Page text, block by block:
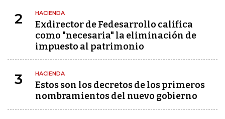
2 HACIENDA
Exdirector de Fedesarrollo califica
como "necesaria" la eliminación de
impuesto al patrimonio
3 HACIENDA
Estos son los decretos de los primeros
nombramientos del nuevo gobierno